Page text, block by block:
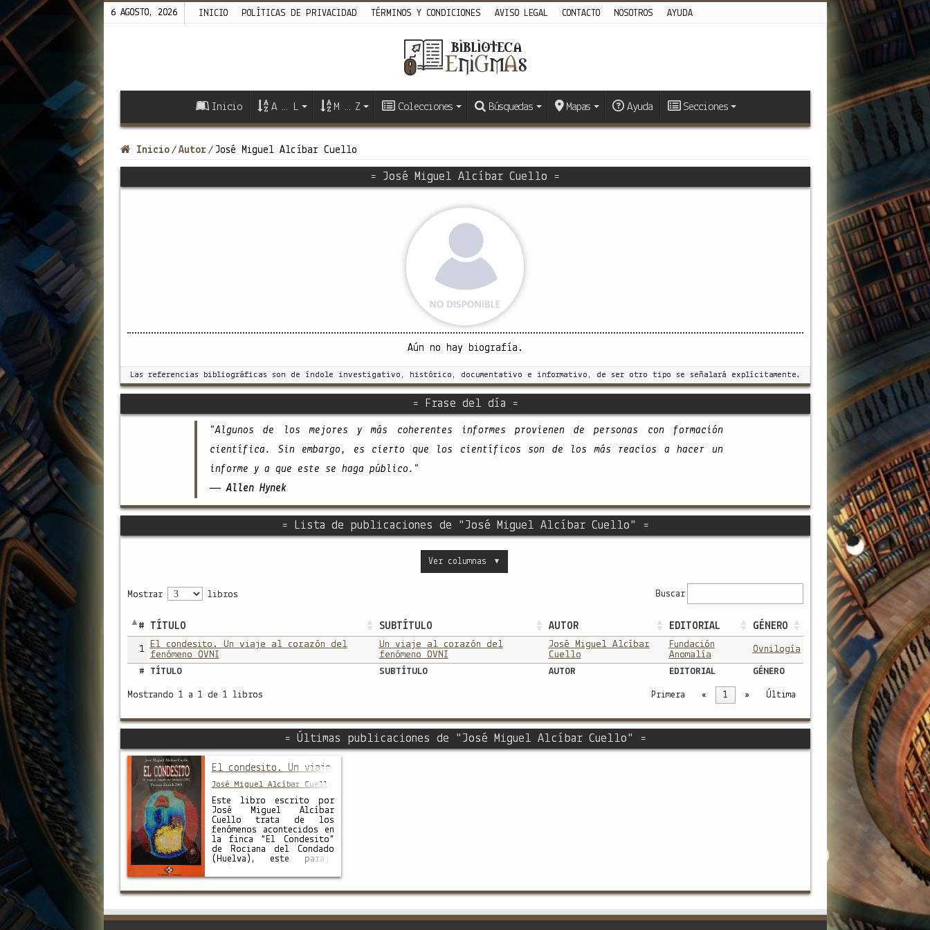
6 AGOSTO, 2026 INICIO POLÍTICAS DE PRIVACIDAD TÉRMINOS Y CONDICIONES AVISO LEGAL CONTACTO NOSOTROS AYUDA
Inicio A … L M … Z Colecciones Búsquedas Mapas Ayuda Secciones
Inicio / Autor / José Miguel Alcíbar Cuello
= José Miguel Alcíbar Cuello =
Aún no hay biografía.
Las referencias bibliográficas son de índole investigativo, histórico, documentativo e informativo, de ser otro tipo se señalará explícitamente.
= Frase del día =
"Algunos de los mejores y más coherentes informes provienen de personas con formación
científica. Sin embargo, es cierto que los científicos son de los más reacios a hacer un
informe y a que este se haga público."
— Allen Hynek
= Lista de publicaciones de "José Miguel Alcíbar Cuello" =
Ver columnas ▼
Mostrar libros Buscar
# TÍTULO SUBTÍTULO AUTOR EDITORIAL GÉNERO
1
El condesito. Un viaje al corazón del
fenómeno OVNI
Un viaje al corazón del
fenómeno OVNI
José Miguel Alcíbar
Cuello
Fundación
Anomalía
Ovnilogía
# TÍTULO SUBTÍTULO AUTOR EDITORIAL GÉNERO
Mostrando 1 a 1 de 1 libros Primera « 1 » Última
= Últimas publicaciones de "José Miguel Alcíbar Cuello" =
El condesito. Un viaje al corazón del fenómeno OVNI
José Miguel Alcíbar Cuello
Este libro escrito por
José Miguel Alcíbar
Cuello trata de los
fenómenos acontecidos en
la finca “El Condesito”
de Rociana del Condado
(Huelva), este paraje
Almonte y Rociana. Esta
una compleja casuística
ufológica que tuvo lugar
la noche del 29 de